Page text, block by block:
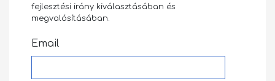
fejlesztési irány kiválasztásában és
megvalósításában.
Email